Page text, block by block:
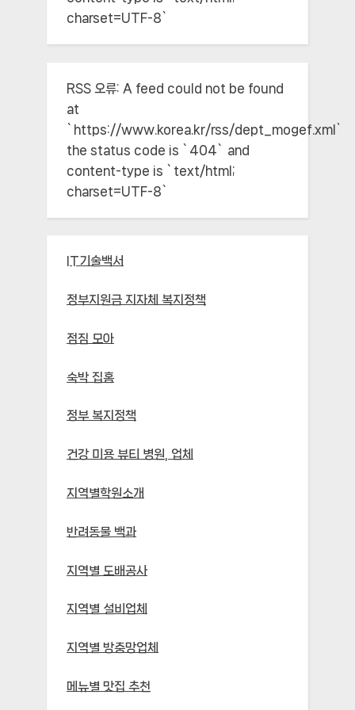
charset=UTF-8`
RSS 오류: A feed could not be found
at
`https://www.korea.kr/rss/dept_mogef.xml`;
the status code is `404` and
content-type is `text/html;
charset=UTF-8`
IT기술백서
정부지원금 지자체 복지정책
점짐 모아
숙박 집홈
정부 복지정책
건강 미용 뷰티 병원, 업체
지역별학원소개
반려동물 백과
지역별 도배공사
지역별 설비업체
지역별 방충망업체
메뉴별 맛집 추천